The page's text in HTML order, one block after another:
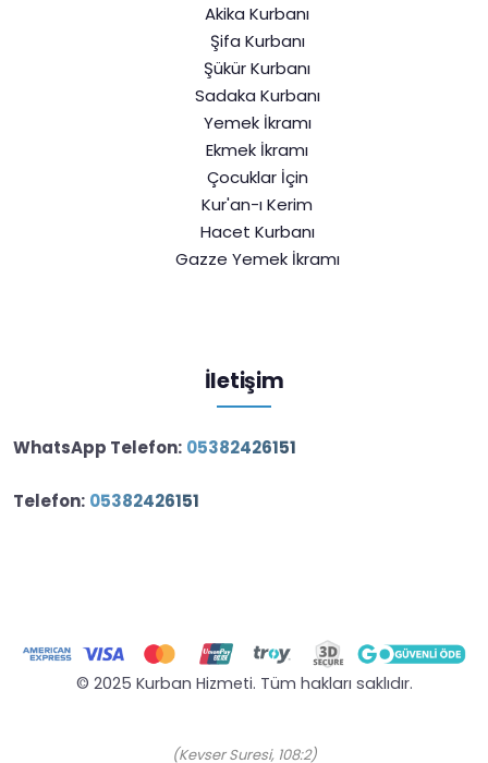
Akika Kurbanı
Şifa Kurbanı
Şükür Kurbanı
Sadaka Kurbanı
Yemek İkramı
Ekmek İkramı
Çocuklar İçin
Kur'an-ı Kerim
Hacet Kurbanı
Gazze Yemek İkramı
İletişim
WhatsApp Telefon: 05382426151
Telefon: 05382426151
© 2025 Kurban Hizmeti. Tüm hakları saklıdır.
(Kevser Suresi, 108:2)